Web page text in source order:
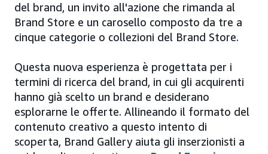
del brand, un invito all'azione che rimanda al
Brand Store e un carosello composto da tre a
cinque categorie o collezioni del Brand Store.
Questa nuova esperienza è progettata per i
termini di ricerca del brand, in cui gli acquirenti
hanno già scelto un brand e desiderano
esplorarne le offerte. Allineando il formato del
contenuto creativo a questo intento di
scoperta, Brand Gallery aiuta gli inserzionisti a